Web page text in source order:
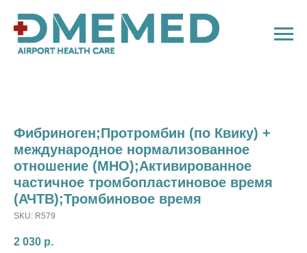
Фибриноген;Протромбин (по Квику) +
международное нормализованное
отношение (МНО);Активированное
частичное тромбопластиновое время
(АЧТВ);Тромбиновое время
SKU: R579
2 030 р.